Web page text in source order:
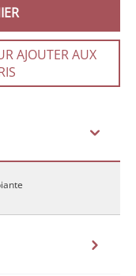
AJOUTER AUX